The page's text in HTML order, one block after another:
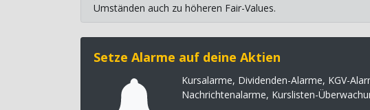
Umständen auch zu höheren Fair-Values.
Setze Alarme auf deine Aktien
Kursalarme, Dividenden-Alarme, KGV-
Nachrichtenalarme, Kurslisten-